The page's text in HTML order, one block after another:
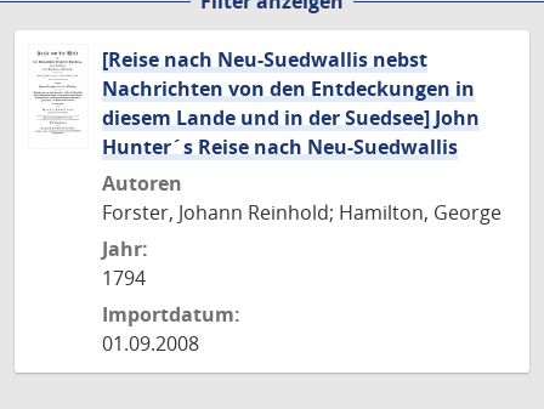
[Reise nach Neu-Suedwallis nebst
Nachrichten von den Entdeckungen in
diesem Lande und in der Suedsee] John
Hunter´s Reise nach Neu-Suedwallis
Autoren
Forster, Johann Reinhold; Hamilton, George
Jahr:
1794
Importdatum:
01.09.2008